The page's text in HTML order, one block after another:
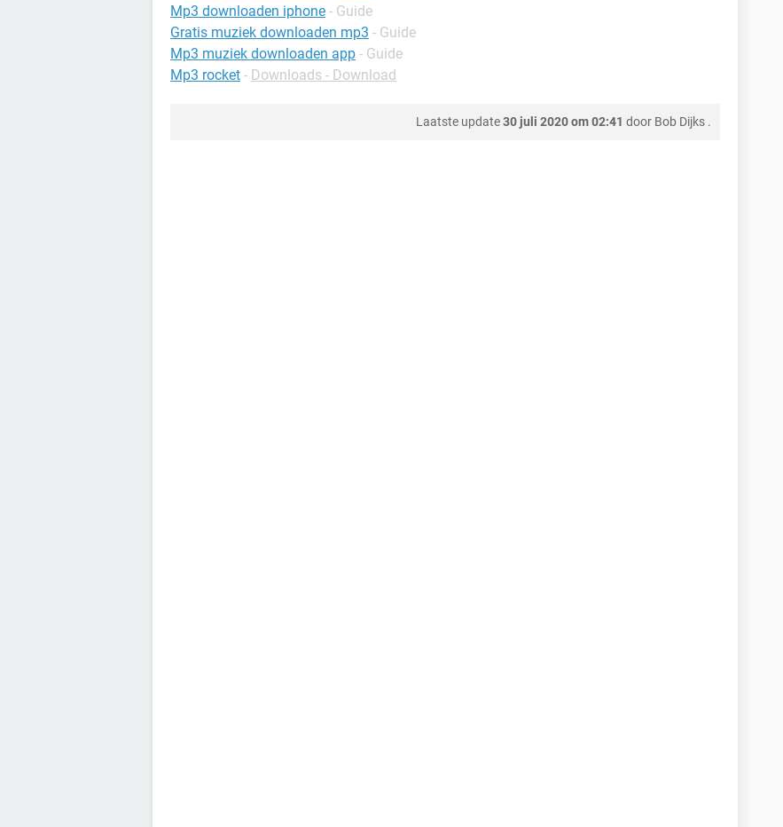
Mp3 downloaden iphone - Guide
Gratis muziek downloaden mp3 - Guide
Mp3 muziek downloaden app - Guide
Mp3 rocket - Downloads - Download
Laatste update30 juli 2020 om 02:41 door Bob Dijks .